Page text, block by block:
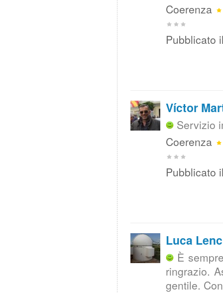
Coerenza
Pubblicato
Víctor
Servizio
Coerenza
Pubblicato
Luca
È
ringrazio.
gentile.